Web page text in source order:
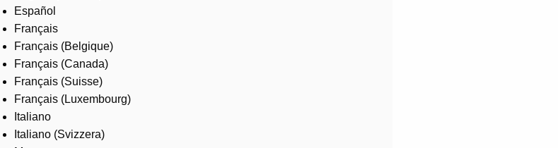
Español
Français
Français (Belgique)
Français (Canada)
Français (Suisse)
Français (Luxembourg)
Italiano
Italiano (Svizzera)